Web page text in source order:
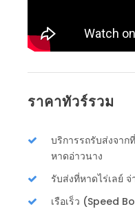
ราคาทัวร์รวม
บริการรถรับส่งจาก
หาดอ่าวนาง
รับส่งที่หาดไร่เลย์
เรือเร็ว (Speed